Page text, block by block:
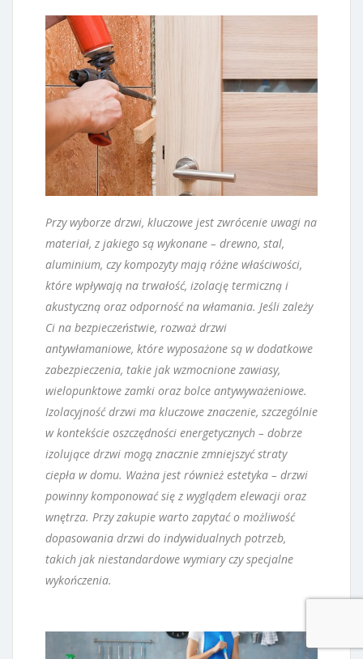
Przy wyborze drzwi, kluczowe jest zwrócenie uwagi na
materiał, z jakiego są wykonane – drewno, stal,
aluminium, czy kompozyty mają różne właściwości,
które wpływają na trwałość, izolację termiczną i
akustyczną oraz odporność na włamania. Jeśli zależy
Ci na bezpieczeństwie, rozważ drzwi
antywłamaniowe, które wyposażone są w dodatkowe
zabezpieczenia, takie jak wzmocnione zawiasy,
wielopunktowe zamki oraz bolce antywyważeniowe.
Izolacyjność drzwi ma kluczowe znaczenie, szczególnie
w kontekście oszczędności energetycznych – dobrze
izolujące drzwi mogą znacznie zmniejszyć straty
ciepła w domu. Ważna jest również estetyka – drzwi
powinny komponować się z wyglądem elewacji oraz
wnętrza. Przy zakupie warto zapytać o możliwość
dopasowania drzwi do indywidualnych potrzeb,
takich jak niestandardowe wymiary czy specjalne
wykończenia.